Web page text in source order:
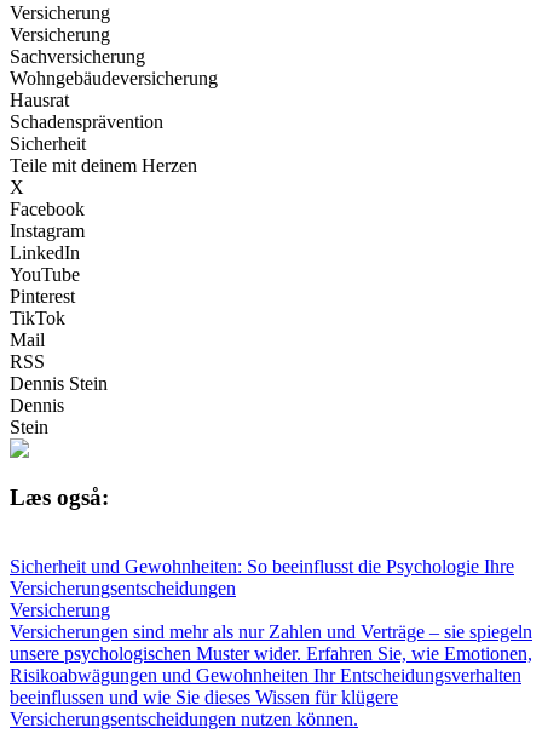
Versicherung
Versicherung
Sachversicherung
Wohngebäudeversicherung
Hausrat
Schadensprävention
Sicherheit
Teile mit deinem Herzen
X
Facebook
Instagram
LinkedIn
YouTube
Pinterest
TikTok
Mail
RSS
Dennis Stein
Dennis
Stein
Læs også:
Sicherheit und Gewohnheiten: So beeinflusst die Psychologie Ihre
Versicherungsentscheidungen
Versicherung
Versicherungen sind mehr als nur Zahlen und Verträge – sie spiegeln
unsere psychologischen Muster wider. Erfahren Sie, wie Emotionen,
Risikoabwägungen und Gewohnheiten Ihr Entscheidungsverhalten
beeinflussen und wie Sie dieses Wissen für klügere
Versicherungsentscheidungen nutzen können.